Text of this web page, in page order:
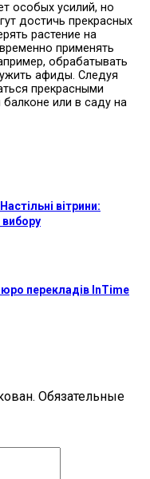
особых усилий, но
достичь прекрасных
растение на
применять
обрабатывать
афиды. Следуя
прекрасными
или в саду на
Настільні вітрини:
перекладів InTime
Обязательные